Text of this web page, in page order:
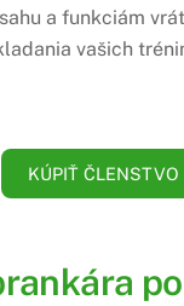
a funkciám
vašich
KÚPIŤ ČLENSTVO
po